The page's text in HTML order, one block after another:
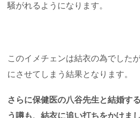
騒がれるようになります。
このイメチェンは結衣の為でした
にさせてしまう結果となります。
さらに保健医の八谷先生と結婚す
う噂も、結衣に追い打ちをかけまし